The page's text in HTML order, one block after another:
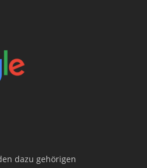
dazu gehörigen